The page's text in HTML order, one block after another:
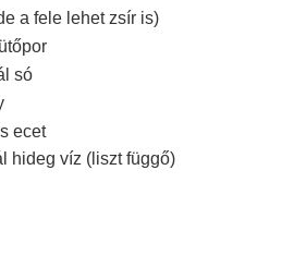
a fele lehet zsír is)
só
ecet
hideg víz (liszt függő)